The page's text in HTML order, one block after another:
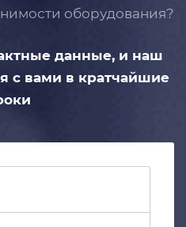
оборудования?
данные, и наш
с вами в кратчайшие